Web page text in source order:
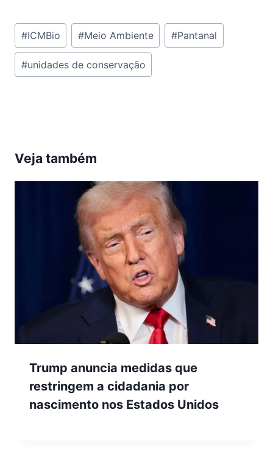
Tags
do
Post:
#ICMBio #Meio Ambiente #Pantanal
#unidades de conservação
Veja também
Trump anuncia medidas que
restringem a cidadania por
nascimento nos Estados Unidos